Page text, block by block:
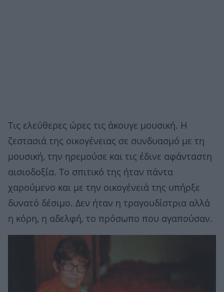
Τις ελεύθερες ώρες τις άκουγε μουσική. Η
ζεστασιά της οικογένειας σε συνδυασμό με τη
μουσική, την ηρεμούσε και τις έδινε αφάνταστη
αισιοδοξία. Το σπιτικό της ήταν πάντα
χαρούμενο και με την οικογένειά της υπήρξε
δυνατό δέσιμο. Δεν ήταν η τραγουδίστρια αλλά
η κόρη, η αδελφή, το πρόσωπο που αγαπούσαν.